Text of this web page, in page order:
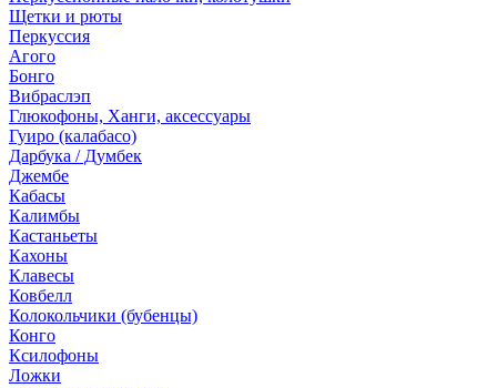
Щетки и рюты
Перкуссия
Агого
Бонго
Вибраслэп
Глюкофоны, Ханги, аксессуары
Гуиро (калабасо)
Дарбука / Думбек
Джембе
Кабасы
Калимбы
Кастаньеты
Кахоны
Клавесы
Ковбелл
Колокольчики (бубенцы)
Конго
Ксилофоны
Ложки